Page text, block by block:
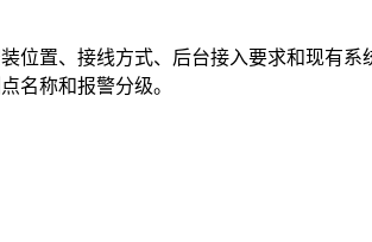
位置、接线方式、后台接入要求和现有
名称和报警分级。